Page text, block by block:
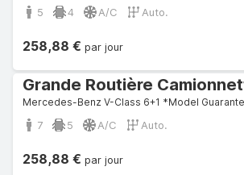
5 4 A/C Auto.
258,88 € par jour
Grande Routière
7 5 A/C Auto.
258,88 € par jour